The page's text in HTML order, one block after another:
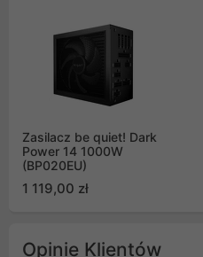
Zasilacz be quiet! Dark
Power 14 1000W
(BP020EU)
1 119,00 zł
Opinie Klientów